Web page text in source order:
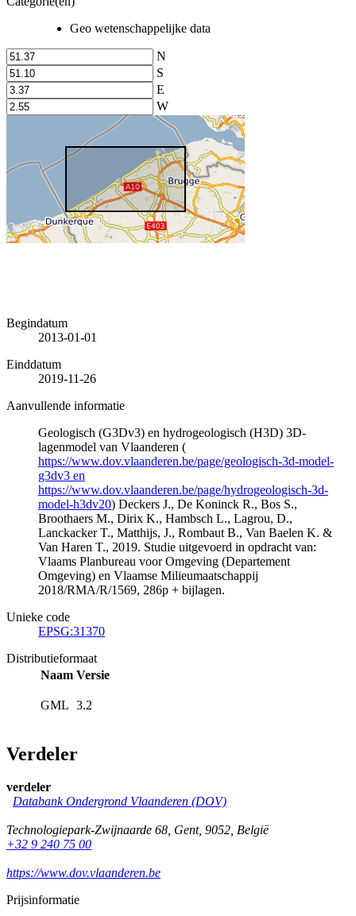
Geo wetenschappelijke data
N
S
E
W
Begindatum
2013-01-01
Einddatum
2019-11-26
Aanvullende informatie
Geologisch (G3Dv3) en hydrogeologisch (H3D) 3D-
lagenmodel van Vlaanderen (
https://www.dov.vlaanderen.be/page/geologisch-3d-model-
g3dv3 en
https://www.dov.vlaanderen.be/page/hydrogeologisch-3d-
model-h3dv20) Deckers J., De Koninck R., Bos S.,
Broothaers M., Dirix K., Hambsch L., Lagrou, D.,
Lanckacker T., Matthijs, J., Rombaut B., Van Baelen K. &
Van Haren T., 2019. Studie uitgevoerd in opdracht van:
Vlaams Planbureau voor Omgeving (Departement
Omgeving) en Vlaamse Milieumaatschappij
2018/RMA/R/1569, 286p + bijlagen.
Unieke code
EPSG:31370
Distributieformaat
Naam Versie
GML 3.2
Verdeler
verdeler
Databank Ondergrond Vlaanderen (DOV)
Technologiepark-Zwijnaarde 68, Gent, 9052, België
+32 9 240 75 00
https://www.dov.vlaanderen.be
Prijsinformatie